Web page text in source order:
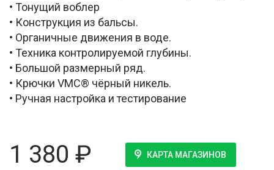
• Тонущий воблер
• Конструкция из бальсы.
• Органичные движения в воде.
• Техника контролируемой глубины.
• Большой размерный ряд.
• Крючки VMC® чёрный никель.
• Ручная настройка и тестирование
1 380 ₽ КАРТА МАГАЗИНОВ